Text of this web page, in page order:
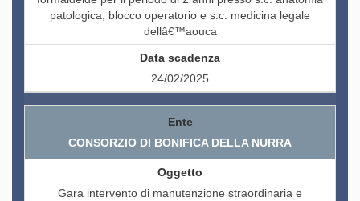
patologica, blocco operatorio e s.c. medicina legale
dellâ€™aouca
24/02/2025
CONSORZIO DI BONIFICA DELLA NURRA
Gara intervento di manutenzione straordinaria e